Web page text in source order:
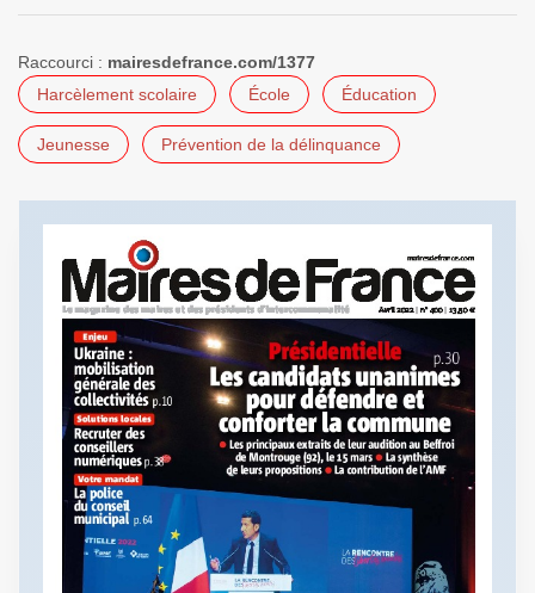
Raccourci : mairesdefrance.com/1377
Harcèlement scolaire
École Éducation
Jeunesse Prévention de la délinquance